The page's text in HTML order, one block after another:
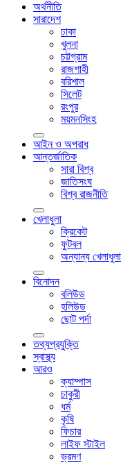
অর্থনীতি
সারাদেশ
ঢাকা
খুলনা
চট্টগ্রাম
রাজশাহী
বরিশাল
সিলেট
রংপুর
ময়মনসিংহ
আইন ও অপরাধ
আন্তর্জাতিক
সারা বিশ্ব
জাতিসংঘ
বিশ্ব রাজনীতি
খেলাধুলা
ক্রিকেট
ফুটবল
অন্যান্য খেলাধুলা
বিনোদন
বলিউড
হলিউড
ছোট পর্দা
তথ্যপ্রযুক্তি
স্বাস্থ্য
আরও
ক্যাম্পাস
চাকুরী
ধর্ম
কৃষি
ফিচার
লাইফ স্টাইল
ভ্রমণ